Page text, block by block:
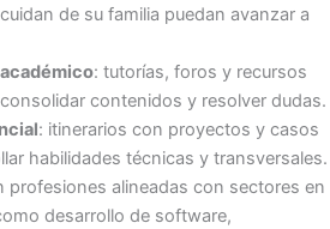
de su familia puedan avanzar a
: tutorías, foros y recursos
contenidos y resolver dudas.
: itinerarios con proyectos y casos
habilidades técnicas y transversales.
profesiones alineadas con sectores en
desarrollo de software,